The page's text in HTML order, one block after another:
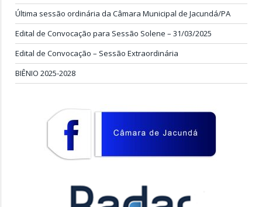
Última sessão ordinária da Câmara Municipal de Jacundá/PA
Edital de Convocação para Sessão Solene – 31/03/2025
Edital de Convocação – Sessão Extraordinária
BIÊNIO 2025-2028